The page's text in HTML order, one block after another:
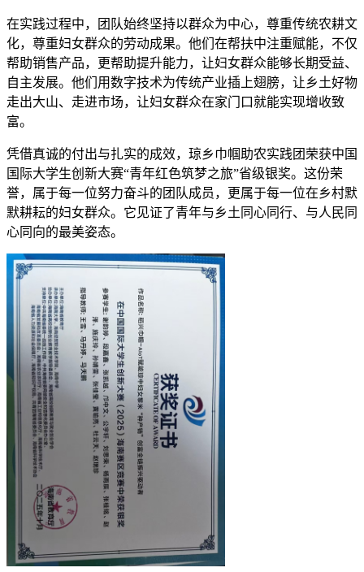
在实践过程中，团队始终坚持以群众为中心，尊重传统农耕文
化，尊重妇女群众的劳动成果。他们在帮扶中注重赋能，不仅
帮助销售产品，更帮助提升能力，让妇女群众能够长期受益、
自主发展。他们用数字技术为传统产业插上翅膀，让乡土好物
走出大山、走进市场，让妇女群众在家门口就能实现增收致
富。
凭借真诚的付出与扎实的成效，琼乡巾帼助农实践团荣获中国
国际大学生创新大赛“青年红色筑梦之旅”省级银奖。这份荣
誉，属于每一位努力奋斗的团队成员，更属于每一位在乡村默
默耕耘的妇女群众。它见证了青年与乡土同心同行、与人民同
心同向的最美姿态。